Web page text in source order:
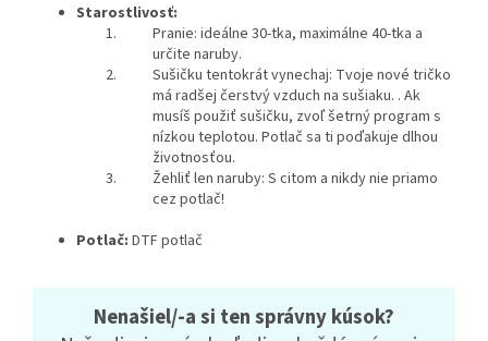
Starostlivosť:
Pranie: ideálne 30-tka, maximálne 40-tka a
určite naruby.
Sušičku tentokrát vynechaj: Tvoje nové tričko
má radšej čerstvý vzduch na sušiaku. . Ak
musíš použiť sušičku, zvoľ šetrný program s
nízkou teplotou. Potlač sa ti poďakuje dlhou
životnosťou.
Žehliť len naruby: S citom a nikdy nie priamo
cez potlač!
Potlač: DTF potlač
Nenašiel/-a si ten správny kúsok?